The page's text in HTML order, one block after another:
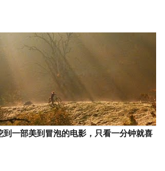
到一部美到冒泡的电影，只看一分钟就喜